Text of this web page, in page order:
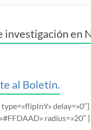
investigación en
al Boletín.
radius=»20″ ]